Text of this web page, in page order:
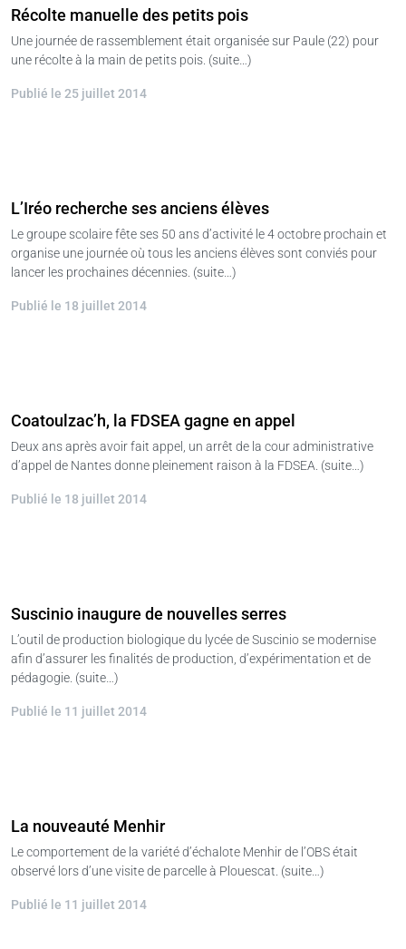
Récolte manuelle des petits pois
Une journée de rassemblement était organisée sur Paule (22) pour
une récolte à la main de petits pois. (suite…)
Publié le 25 juillet 2014
L’Iréo recherche ses anciens élèves
Le groupe scolaire fête ses 50 ans d’activité le 4 octobre prochain et
organise une journée où tous les anciens élèves sont conviés pour
lancer les prochaines décennies. (suite…)
Publié le 18 juillet 2014
Coatoulzac’h, la FDSEA gagne en appel
Deux ans après avoir fait appel, un arrêt de la cour administrative
d’appel de Nantes donne pleinement raison à la FDSEA. (suite…)
Publié le 18 juillet 2014
Suscinio inaugure de nouvelles serres
L’outil de production biologique du lycée de Suscinio se modernise
afin d’assurer les finalités de production, d’expérimentation et de
pédagogie. (suite…)
Publié le 11 juillet 2014
La nouveauté Menhir
Le comportement de la variété d’échalote Menhir de l’OBS était
observé lors d’une visite de parcelle à Plouescat. (suite…)
Publié le 11 juillet 2014